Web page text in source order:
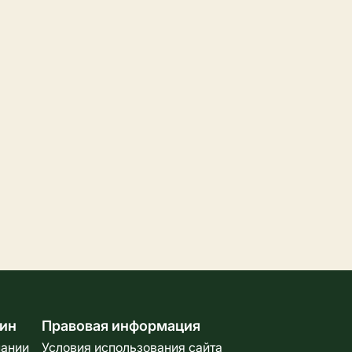
Правовая информация
Условия использования сайта